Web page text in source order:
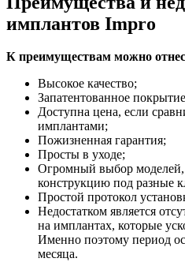
имплантов Impro
К преимуществам можно
Высокое качество;
Запатентованное
Доступна цена, если
имплантами;
Пожизненная гарантия;
Просты в уходе;
Огромный выбор моделей,
конструкцию под разные
Простой протокол
Недостатком является
на имплантах, которые
Именно поэтому период
месяца.